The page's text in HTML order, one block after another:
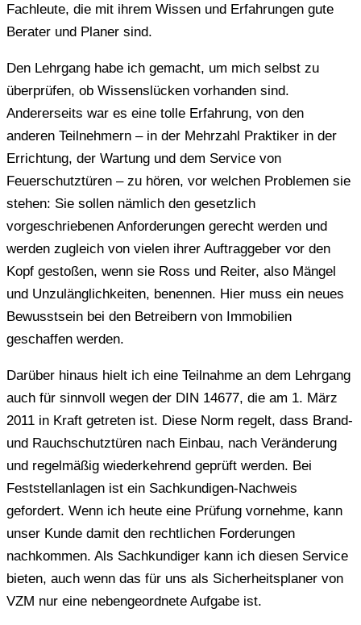
Fachleute, die mit ihrem Wissen und Erfahrungen gute
Berater und Planer sind.
Den Lehrgang habe ich gemacht, um mich selbst zu
überprüfen, ob Wissenslücken vorhanden sind.
Andererseits war es eine tolle Erfahrung, von den
anderen Teilnehmern – in der Mehrzahl Praktiker in der
Errichtung, der Wartung und dem Service von
Feuerschutztüren – zu hören, vor welchen Problemen sie
stehen: Sie sollen nämlich den gesetzlich
vorgeschriebenen Anforderungen gerecht werden und
werden zugleich von vielen ihrer Auftraggeber vor den
Kopf gestoßen, wenn sie Ross und Reiter, also Mängel
und Unzulänglichkeiten, benennen. Hier muss ein neues
Bewusstsein bei den Betreibern von Immobilien
geschaffen werden.
Darüber hinaus hielt ich eine Teilnahme an dem Lehrgang
auch für sinnvoll wegen der DIN 14677, die am 1. März
2011 in Kraft getreten ist. Diese Norm regelt, dass Brand-
und Rauchschutztüren nach Einbau, nach Veränderung
und regelmäßig wiederkehrend geprüft werden. Bei
Feststellanlagen ist ein Sachkundigen-Nachweis
gefordert. Wenn ich heute eine Prüfung vornehme, kann
unser Kunde damit den rechtlichen Forderungen
nachkommen. Als Sachkundiger kann ich diesen Service
bieten, auch wenn das für uns als Sicherheitsplaner von
VZM nur eine nebengeordnete Aufgabe ist.